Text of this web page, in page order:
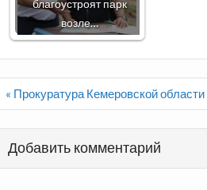
благоустроят парк
возле…
Навигация
« Прокуратура Кемеровской области
Добавить комментарий